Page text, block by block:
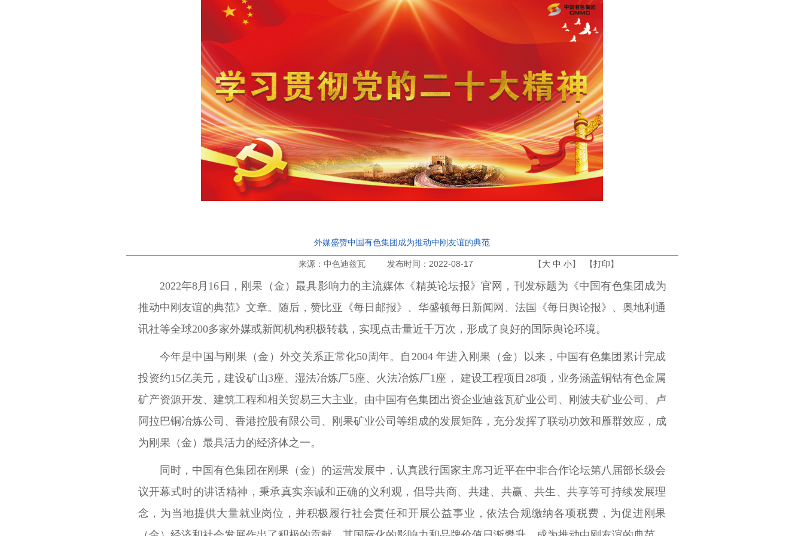
外媒盛赞中国有色集团成为推动中刚友谊的典范
来源：中色迪兹瓦 发布时间：2022-08-17 【大 中 小】 【打印】
2022年8月16日，刚果（金）最具影响力的主流媒体《精英论坛报》官网，刊发标题为《中国有色集团成为
推动中刚友谊的典范》文章。随后，赞比亚《每日邮报》、华盛顿每日新闻网、法国《每日舆论报》、奥地利通
讯社等全球200多家外媒或新闻机构积极转载，实现点击量近千万次，形成了良好的国际舆论环境。
今年是中国与刚果（金）外交关系正常化50周年。自2004 年进入刚果（金）以来，中国有色集团累计完成
投资约15亿美元，建设矿山3座、湿法冶炼厂5座、火法冶炼厂1座， 建设工程项目28项，业务涵盖铜钴有色金属
矿产资源开发、建筑工程和相关贸易三大主业。由中国有色集团出资企业迪兹瓦矿业公司、刚波夫矿业公司、卢
阿拉巴铜冶炼公司、香港控股有限公司、刚果矿业公司等组成的发展矩阵， 充分发挥了联动功效和雁群效应，成
为刚果（金）最具活力的经济体之一。
同时，中国有色集团在刚果（金）的运营发展中，认真践行国家主席习近平在中非合作论坛第八届部长级会
议开幕式时的讲话精神，秉承真实亲诚和正确的义利观，倡导共商、共建、共赢、共生、共享等可持续发展理
念，为当地提供大量就业岗位，并积极履行社会责任和开展公益事业，依法合规缴纳各项税费，为促进刚果